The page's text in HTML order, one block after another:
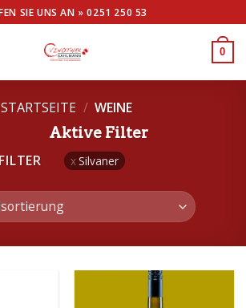
SIE UNS AN »0251 250 53
0
STARTSEITE / WEINE
FILTER
Aktive Filter
Silvaner